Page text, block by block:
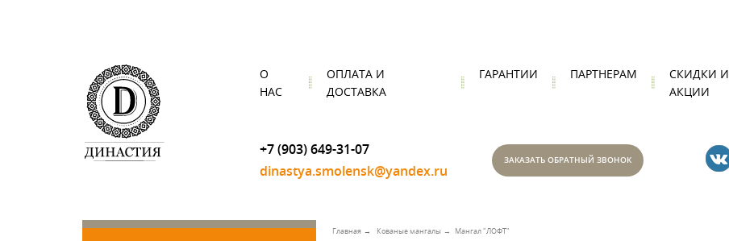
О
НАС
ОПЛАТА И
ДОСТАВКА
ГАРАНТИИ ПАРТНЕРАМ
СКИДКИ И
АКЦИИ
+7 (903) 649-31-07
dinastya.smolensk@yandex.ru
ЗАКАЗАТЬ ОБРАТНЫЙ ЗВОНОК
Главная Кованые мангалы Мангал "ЛОФТ"